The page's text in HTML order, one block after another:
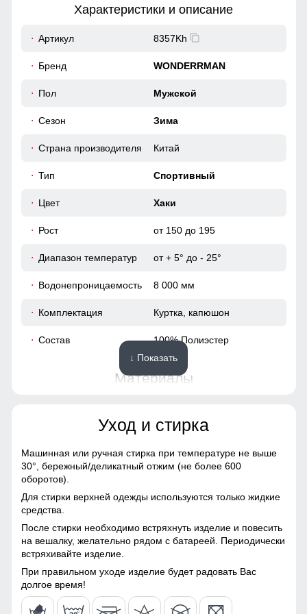
Элемент одежды нужен для защиты шеи от холода, но со
Застежка
застегивается на молнию
Куртка удобна и практична в использовании,
застегивается на молнию
Несъемный ветрозащитный капюшон
Капюшон надежно защищает от различных внешних
факторов, таких как снег, дождь, ветер.
51
Характеристики и описание
Артикул 8357Kh
Бренд WONDERRMAN
Пол Мужской
Сезон Зима
Страна производителя Китай
Тип Спортивный
Цвет Хаки
Рост от 150 до 195
Диапазон температур от + 5° до - 25°
Водонепроницаемость 8 000 мм
Комплектация Куртка, капюшон
Состав 100% Полиэстер
Материалы
Мембранные материалы,
Плащевка, Полиэстер,
Материал подкладки
куртки
Omni-heat/Полиэстер
Материал подкладки
воротника
Полиэстер
Материал подкладки
капюшона
Полиэстер
Материал наполнителя
Особенность ткани
Плотная мембранная
↓ Показать
Уход и стирка
Машинная или ручная стирка при температуре не выше
30°, бережный/деликатный отжим (не более 600
оборотов).
Для стирки верхней одежды используются только жидкие
средства.
После стирки необходимо встряхнуть изделие и повесить
на вешалку, желательно рядом с батареей. Периодически
встряхивайте изделие.
При правильном уходе изделие будет радовать Вас
долгое время!